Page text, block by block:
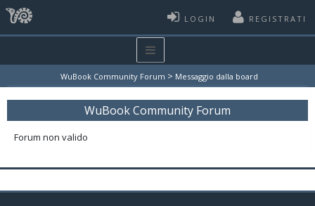
LOGIN REGISTRATI
WuBook Community Forum > Messaggio dalla board
WuBook Community Forum
Forum non valido